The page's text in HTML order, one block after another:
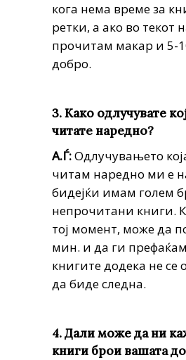
кога нема време за
ретки, а ако во текот
прочитам макар и 5-
добро.
3. Како одлучувате
читате наредно?
А.Ѓ:Одлучувањето
читам наредно ми е
бидејќи имам голем
непрочитани книги.
тој момент, може да
мин. и да ги
книгите додека не се
да биде следна.
4. Дали може да ни
книги брои вашата